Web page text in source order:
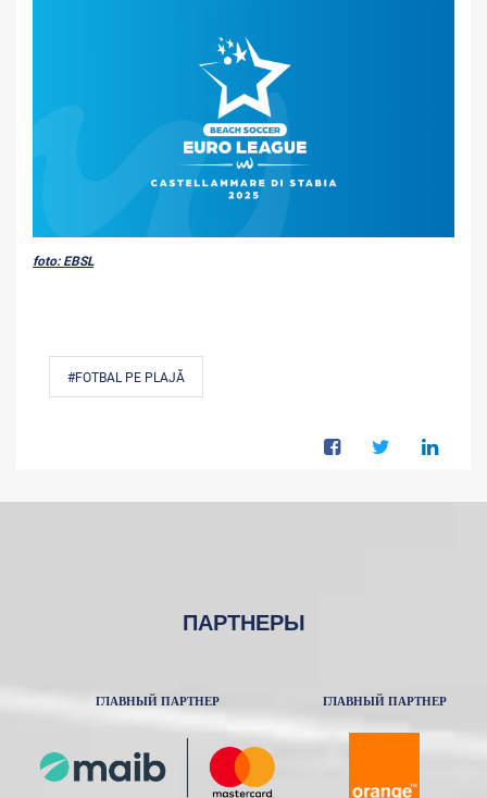
foto: EBSL
#FOTBAL PE PLAJĂ
ПАРТНЕРЫ
ГЛАВНЫЙ ПАРТНЕР ГЛАВНЫЙ ПАРТНЕР